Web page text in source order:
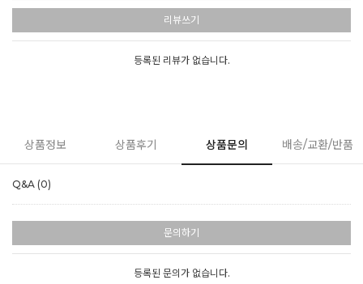
리뷰쓰기
등록된 리뷰가 없습니다.
상품정보 상품후기 상품문의 배송/교환/반품
Q&A (0)
문의하기
등록된 문의가 없습니다.